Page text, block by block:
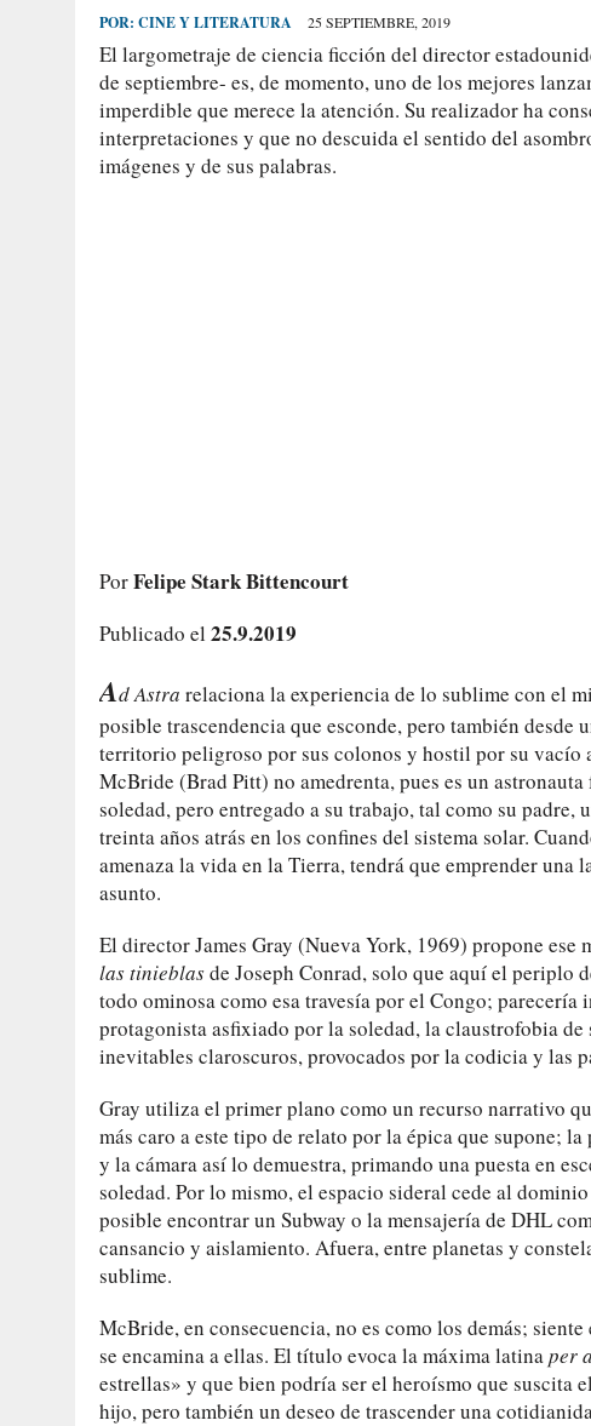
POR: CINE Y LITERATURA 25 SEPTIEMBRE, 2019
El largometraje de ciencia ficción del director
de septiembre- es, de momento, uno de los mejores
imperdible que merece la atención. Su realizador ha
interpretaciones y que no descuida el sentido del
imágenes y de sus palabras.
PorFelipe Stark Bittencourt
Publicado el 25.9.2019
Ad Astra relaciona la experiencia de lo sublime con el
posible trascendencia que esconde, pero también desde
territorio peligroso por sus colonos y hostil por su vacío
McBride (Brad Pitt) no amedrenta, pues es un
soledad, pero entregado a su trabajo, tal como su
treinta años atrás en los confines del sistema solar.
amenaza la vida en la Tierra, tendrá que emprender una
asunto.
El director James Gray (Nueva York, 1969) propone ese
las tinieblasde Joseph Conrad, solo que aquí el periplo
todo ominosa como esa travesía por el Congo;
protagonista asfixiado por la soledad, la claustrofobia
inevitables claroscuros, provocados por la codicia y las
Gray utiliza el primer plano como un recurso narrativo
más caro a este tipo de relato por la épica que supone;
y la cámara así lo demuestra, primando una puesta en
soledad. Por lo mismo, el espacio sideral cede al
posible encontrar un Subway o la mensajería de DHL
cansancio y aislamiento. Afuera, entre planetas y
sublime.
McBride, en consecuencia, no es como los demás;
se encamina a ellas. El título evoca la máxima latinaper
estrellas» y que bien podría ser el heroísmo que suscita
hijo, pero también un deseo de trascender una